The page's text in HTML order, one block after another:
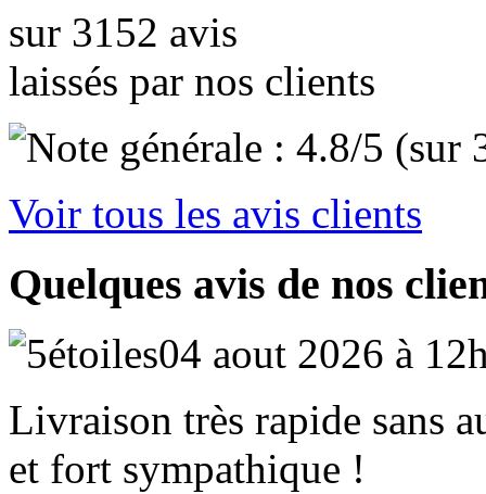
sur 3152 avis
laissés par nos clients
Voir tous les avis clients
Quelques avis de nos
04 aout 2026 à
Livraison très rapide sans
et fort sympathique !